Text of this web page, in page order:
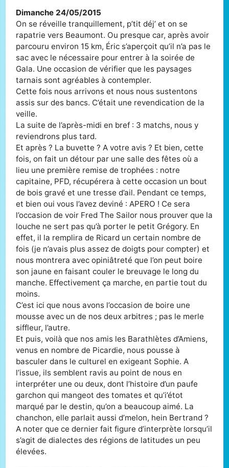
Dimanche 24/05/2015
On se réveille tranquillement, p’tit déj’ et on se
rapatrie vers Beaumont. Ou presque car, après avoir
parcouru environ 15 km, Éric s’aperçoit qu’il n’a pas le
sac avec le nécessaire pour entrer à la soirée de
Gala. Une occasion de vérifier que les paysages
tarnais sont agréables à contempler.
Cette fois nous arrivons et nous nous sustentons
assis sur des bancs. C’était une revendication de la
veille.
La suite de l’après-midi en bref : 3 matchs, nous y
reviendrons plus tard.
Et après ? La buvette ? A votre avis ? Et bien, cette
fois, on fait un détour par une salle des fêtes où a
lieu une première remise de trophées : notre
capitaine, PFD, récupérera à cette occasion un bout
de bois gravé et une tresse d’ail. Pendant ce temps,
et bien oui vous l’avez deviné : APERO ! Ce sera
l’occasion de voir Fred The Sailor nous prouver que la
louche ne sert pas qu’à porter le petit Grégory. En
effet, il la remplira de Ricard un certain nombre de
fois (je n’avais plus assez de doigts pour compter) et
nous montrera avec opiniâtreté que l’on peut boire
son jaune en faisant couler le breuvage le long du
manche. Effectivement ça marche, en partie tout du
moins.
C’est ici que nous avons l’occasion de boire une
mousse avec un de nos deux arbitres ; pas le merle
siffleur, l’autre.
Et puis, voilà que nos amis les Barathlètes d’Amiens,
venus en nombre de Picardie, nous pousse à
basculer dans le culturel en exigeant Sophie. A
l’issue, ils semblent ravis au point de nous en
interpréter une ou deux, dont l’histoire d’un paufe
garchon qui mangeot des tomates et qu’i’étot
marqué par le destin, qu’on a beaucoup aimé. La
chanchon, elle parlait aussi d’melon, hein Bertrand ?
A noter que ce dernier fait figure d’interprète lorsqu’il
s’agit de dialectes des régions de latitudes un peu
élevées.